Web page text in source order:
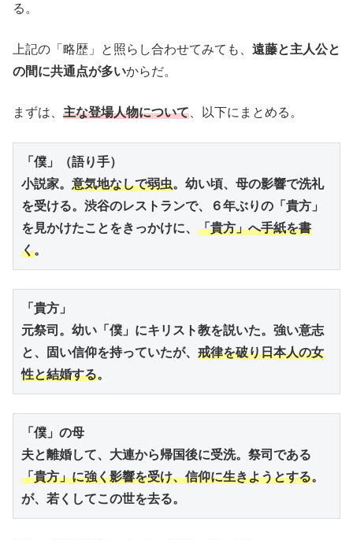
る。
上記の「略歴」と照らし合わせてみても、 遠藤と主人公と
の間に共通点が多いからだ。
まずは、 主な登場人物について 、以下にまとめる。
「僕」（語り手）
小説家。 意気地なしで弱虫。幼い頃、母の影響で洗礼
を受ける。渋谷のレストランで、６年ぶりの「貴方」
を見かけたことをきっかけに、 「貴方」へ手紙を書
く。
「貴方」
元祭司。幼い「僕」にキリスト教を説いた。強い意志
と、固い信仰を持っていたが、 戒律を破り日本人の女
性と結婚する。
「僕」の母
夫と離婚して、大連から帰国後に受洗。祭司である
「貴方」に強く影響を受け、信仰に生きようとする。
が、若くしてこの世を去る。